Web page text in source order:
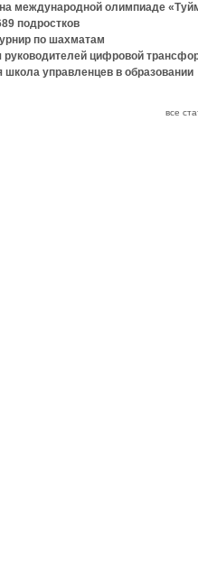
международной олимпиаде
подростков
по шахматам
руководителей цифровой
управленцев в образовании
все